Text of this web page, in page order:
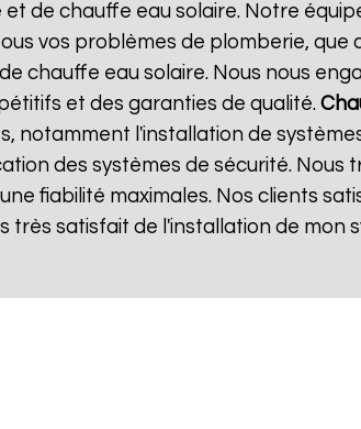
de chauffe eau solaire. Notre
vos problèmes de plomberie, que
chauffe eau solaire. Nous nous
et des garanties de qualité.
notamment l'installation de
des systèmes de sécurité. Nous
fiabilité maximales. Nos clients
très satisfait de l'installation de mon